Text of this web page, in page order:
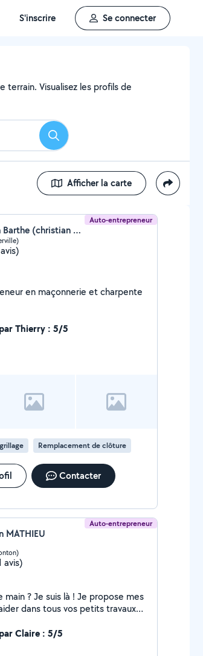
S'inscrire Se connecter
terrain. Visualisez les profils de
Rechercher
Afficher la carte
Auto-entrepreneur
Christian Barthe (christian barthe)
en maçonnerie et charpente
Thierry : 5/5
Remplacement de clôture
Contacter
Auto-entrepreneur
MATHIEU
avis)
main ? Je suis là ! Je propose mes
dans tous vos petits travaux
: portails, verrières, clôtures,
Soudure acier,
Claire : 5/5